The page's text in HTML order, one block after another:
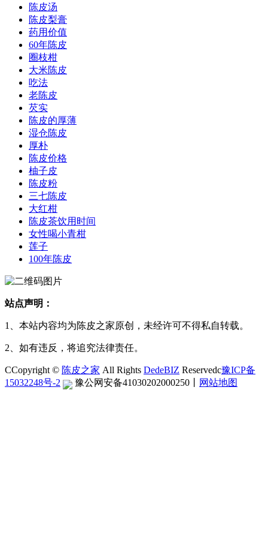
陈皮汤
陈皮梨膏
药用价值
60年陈皮
圈枝柑
大米陈皮
吃法
老陈皮
芡实
陈皮的厚薄
湿仓陈皮
厚朴
陈皮价格
柚子皮
陈皮粉
三七陈皮
大红柑
陈皮茶饮用时间
女性喝小青柑
莲子
100年陈皮
站点声明：
1、本站内容均为陈皮之家原创，未经许可不得私自转载。
2、如有违反，将追究法律责任。
CCopyright © 陈皮之家 All Rights DedeBIZ Reservedc豫ICP备
15032248号-2
豫公网安备41030202000250 网站地图